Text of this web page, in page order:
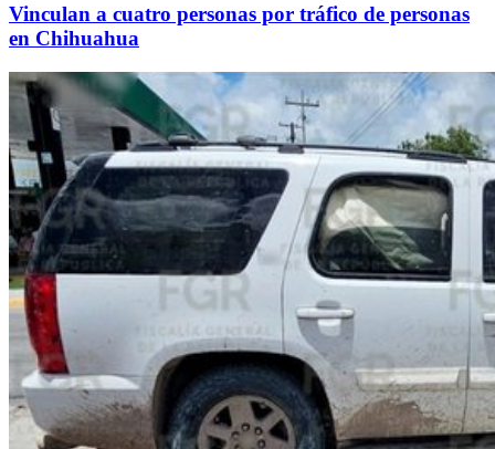
Vinculan a cuatro personas por tráfico de personas
en Chihuahua